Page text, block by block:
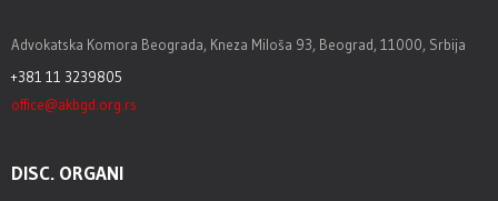
Advokatska Komora Beograda, Kneza Miloša 93, Beograd, 11000, Srbija
+381 11 3239805
office@akbgd.org.rs
DISC. ORGANI